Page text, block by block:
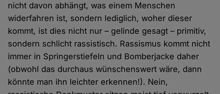
nicht davon abhängt, was einem Menschen
widerfahren ist, sondern lediglich, woher dieser
kommt, ist dies nicht nur – gelinde gesagt – primitiv,
sondern schlicht rassistisch. Rassismus kommt nicht
immer in Springerstiefeln und Bomberjacke daher
(obwohl das durchaus wünschenswert wäre, dann
könnte man ihn leichter erkennen!). Nein,